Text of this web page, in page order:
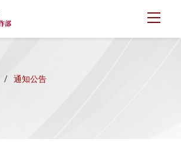
通知公告